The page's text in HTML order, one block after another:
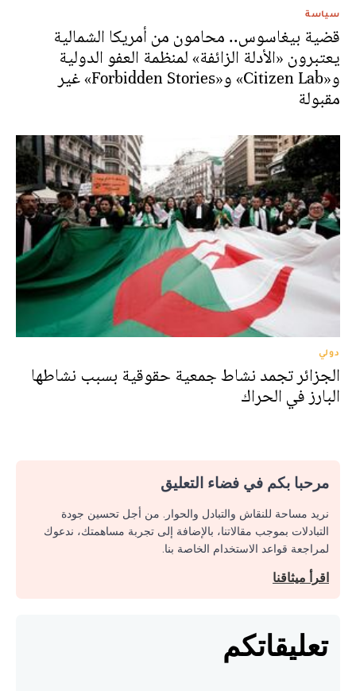
سياسة
قضية بيغاسوس.. محامون من أمريكا الشمالية
يعتبرون «الأدلة الزائفة» لمنظمة العفو الدولية
و«Citizen Lab» و«Forbidden Stories» غير
مقبولة
دولي
الجزائر تجمد نشاط جمعية حقوقية بسبب نشاطها
البارز في الحراك
مرحبا بكم في فضاء التعليق
نريد مساحة للنقاش والتبادل والحوار. من أجل تحسين جودة
التبادلات بموجب مقالاتنا، بالإضافة إلى تجربة مساهمتك، ندعوك
لمراجعة قواعد الاستخدام الخاصة بنا.
اقرأ ميثاقنا
تعليقاتكم